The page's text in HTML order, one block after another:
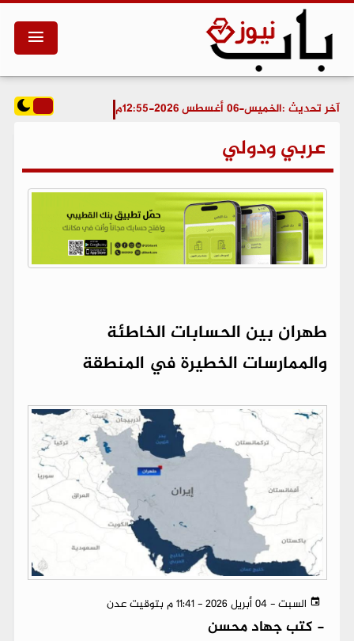
آخر تحديث :الخميس-06 أغسطس 2026-12:55م
عربي ودولي
طهران بين الحسابات الخاطئة
والممارسات الخطيرة في المنطقة
السبت - 04 أبريل 2026 - 11:41 م بتوقيت عدن
- كتب جهاد محسن